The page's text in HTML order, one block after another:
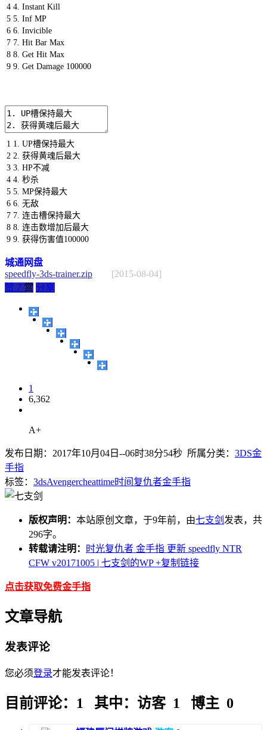
4
5
6
7
8
9
4. Instant Kill
5. Inf MP
6. Invicible
7. Hit Bar Max
8. Get Hit Max
9. Get Damage 100000
1
2
3
4
5
6
7
8
9
1. UP槽保持最大
2. 获得黄魂后最大
3. HP不减
4. 秒杀
5. MP保持最大
6. 无敌
7. 连击槽保持最大
8. 连击数增加后最大
9. 获得伤害值100000
城通网盘
speedfly-3ds-trainer.zip
[2015-08-04]
赞 7 赏 分享
1
6,362
A+
发布日期：2017年10月04日--06时38分54秒 所属分类： 3DS金
手指
标签： 3dsAvengercheattime时间复仇者金手指
版权声明： 本站原创文章，于9年前，由七支剑 发表，共
296字。
转载请注明：
时光复仇者 金手指 更新 speedfly NTR
CFW v20171005 | 七支剑的WP+复制链接
点击获取免费金手指
文章导航
发表评论
您必须登录才能发表评论！
目前评论：1 其中：访客 1 博主 0